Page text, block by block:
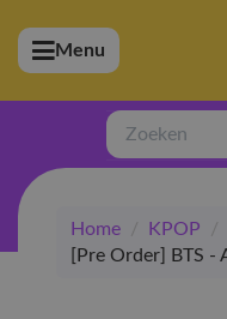
(Artiesten)
(Merchandise)
(Exclusive)
(Winkel)
Menu
Zoeken
Home / KPOP /
[Pre Order] BTS